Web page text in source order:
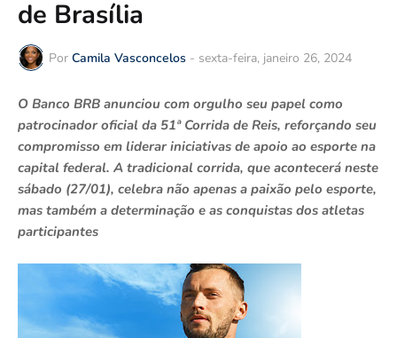
de Brasília
Por Camila Vasconcelos - sexta-feira, janeiro 26, 2024
O Banco BRB anunciou com orgulho seu papel como
patrocinador oficial da 51ª Corrida de Reis, reforçando seu
compromisso em liderar iniciativas de apoio ao esporte na
capital federal. A tradicional corrida, que acontecerá neste
sábado (27/01), celebra não apenas a paixão pelo esporte,
mas também a determinação e as conquistas dos atletas
participantes